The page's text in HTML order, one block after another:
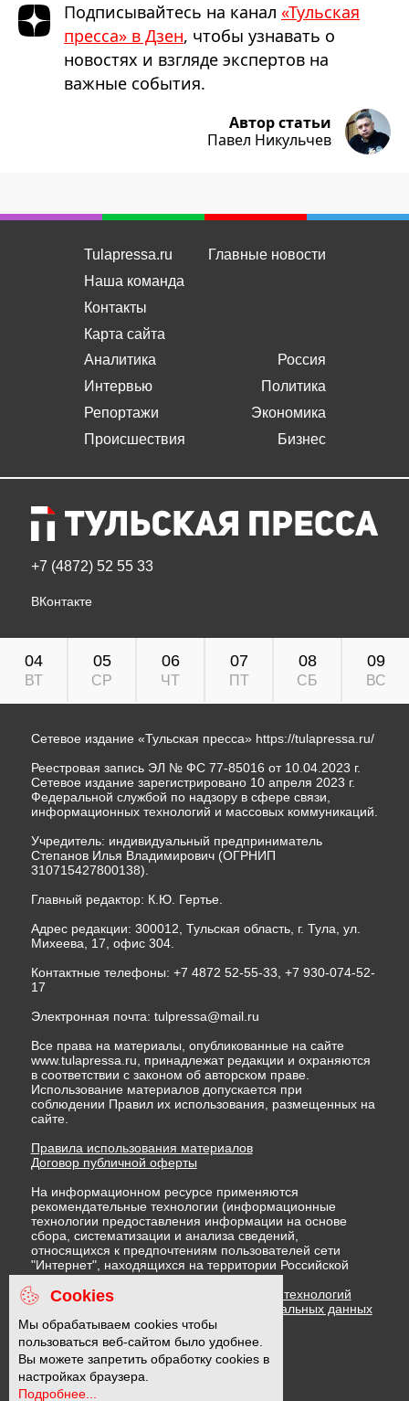
Подписывайтесь на канал «Тульская
пресса» в Дзен, чтобы узнавать о
новостях и взгляде экспертов на
важные события.
Автор статьи
Павел Никульчев
Tulapressa.ru
Наша команда
Контакты
Карта сайта
Главные новости
Аналитика
Интервью
Репортажи
Происшествия
Россия
Политика
Экономика
Бизнес
+7 (4872) 52 55 33
ВКонтакте
04
ВТ
05
СР
06
ЧТ
07
ПТ
08
СБ
09
ВС
Сетевое издание «Тульская пресса» https://tulapressa.ru/
Реестровая запись ЭЛ № ФС 77-85016 от 10.04.2023 г.
Сетевое издание зарегистрировано 10 апреля 2023 г.
Федеральной службой по надзору в сфере связи,
информационных технологий и массовых коммуникаций.
Учредитель: индивидуальный предприниматель
Степанов Илья Владимирович (ОГРНИП
310715427800138).
Главный редактор: К.Ю. Гертье.
Адрес редакции: 300012, Тульская область, г. Тула, ул.
Михеева, 17, офис 304.
Контактные телефоны: +7 4872 52-55-33, +7 930-074-52-
17
Электронная почта: tulpressa@mail.ru
Все права на материалы, опубликованные на сайте
www.tulapressa.ru, принадлежат редакции и охраняются
в соответствии с законом об авторском праве.
Использование материалов допускается при
соблюдении Правил их использования, размещенных на
сайте.
Правила использования материалов
Договор публичной оферты
На информационном ресурсе применяются
рекомендательные технологии (информационные
технологии предоставления информации на основе
сбора, систематизации и анализа сведений,
относящихся к предпочтениям пользователей сети
"Интернет", находящихся на территории Российской
Федерации)
Правила применения рекомендательных технологий
Политика в отношении обработки персональных данных
Политика обработки файлов cookie
16 +
Cookies
Мы обрабатываем cookies чтобы
пользоваться веб-сайтом было удобнее.
Вы можете запретить обработку cookies в
настройках браузера.
Подробнее...